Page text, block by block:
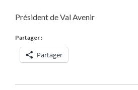
Président de Val Avenir
Partager :
Partager